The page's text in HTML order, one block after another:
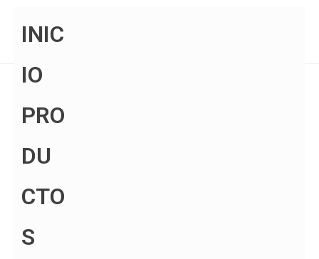
INIC
IO
PRO
DU
CTO
S
Producto
Categoría: